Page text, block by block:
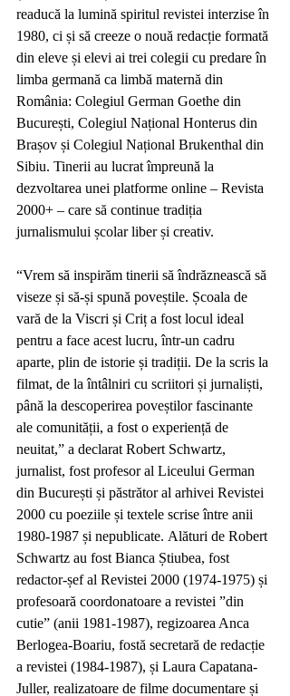
readucă la lumină spiritul revistei interzise în
1980, ci și să creeze o nouă redacție formată
din eleve și elevi ai trei colegii cu predare în
limba germană ca limbă maternă din
România: Colegiul German Goethe din
București, Colegiul Național Honterus din
Brașov și Colegiul Național Brukenthal din
Sibiu. Tinerii au lucrat împreună la
dezvoltarea unei platforme online – Revista
2000+ – care să continue tradiția
jurnalismului școlar liber și creativ.
“Vrem să inspirăm tinerii să îndrăznească să
viseze și să-și spună poveștile. Școala de
vară de la Viscri și Criț a fost locul ideal
pentru a face acest lucru, într-un cadru
aparte, plin de istorie și tradiții. De la scris la
filmat, de la întâlniri cu scriitori și jurnaliști,
până la descoperirea poveștilor fascinante
ale comunității, a fost o experiență de
neuitat,” a declarat Robert Schwartz,
jurnalist, fost profesor al Liceului German
din București și păstrător al arhivei Revistei
2000 cu poeziile și textele scrise între anii
1980-1987 și nepublicate. Alături de Robert
Schwartz au fost Bianca Știubea, fost
redactor-șef al Revistei 2000 (1974-1975) și
profesoară coordonatoare a revistei ”din
cutie” (anii 1981-1987), regizoarea Anca
Berlogea-Boariu, fostă secretară de redacție
a revistei (1984-1987), și Laura Capatana-
Juller, realizatoare de filme documentare și